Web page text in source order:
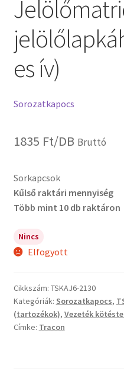
es ív)
Sorozatkapocs
1835 Ft/DB Bruttó
Sorkapcsok
Kűlső raktári mennyiség
Több mint 10 db raktáron
Nincs
Elfogyott
Cikkszám: TSKAJ6-2130
Kategóriák: Sorozatkapocs,
(tartozékok), Vezeték
Címke: Tracon